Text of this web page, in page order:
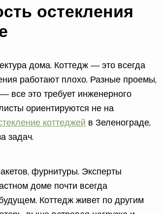
остекления
дома. Коттедж — это всегда
работают плохо. Разные проемы,
все это требует инженерного
ориентируются не на
коттеджей в Зеленограде,
задач.
фурнитуры. Эксперты
доме почти всегда
Коттедж живет по другим